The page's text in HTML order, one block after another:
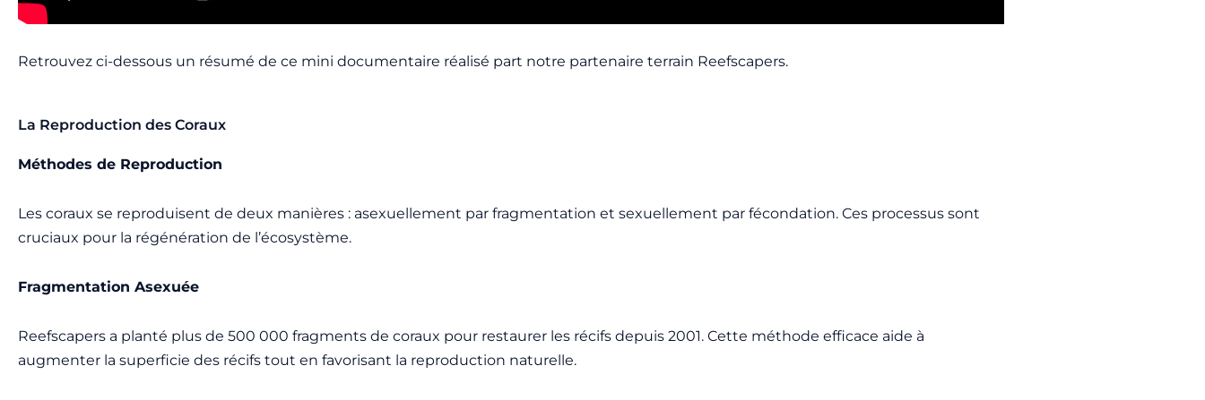
Retrouvez ci-dessous un résumé de ce mini documentaire réalisé part notre partenaire terrain Reefscapers.
La Reproduction des Coraux
Méthodes de Reproduction
Les coraux se reproduisent de deux manières : asexuellement par fragmentation et sexuellement par fécondation. Ces processus sont
cruciaux pour la régénération de l’écosystème.
Fragmentation Asexuée
Reefscapers a planté plus de 500 000 fragments de coraux pour restaurer les récifs depuis 2001. Cette méthode efficace aide à
augmenter la superficie des récifs tout en favorisant la reproduction naturelle.